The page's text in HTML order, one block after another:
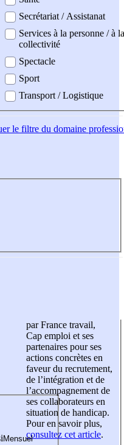
Secrétariat / Assistanat
Services à la personne / à la
collectivité
Spectacle
Sport
Transport / Logistique
le filtre du domaine
par France travail,
Cap emploi et ses
partenaires pour ses
actions concrètes en
faveur du recrutement,
de l’intégration et de
l’accompagnement de
ses collaborateurs en
situation de handicap.
Pour en savoir plus,
consultez cet article.